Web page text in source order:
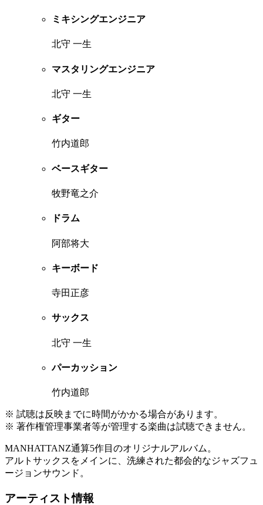
ミキシングエンジニア
北守 一生
マスタリングエンジニア
北守 一生
ギター
竹内道郎
ベースギター
牧野竜之介
ドラム
阿部将大
キーボード
寺田正彦
サックス
北守 一生
パーカッション
竹内道郎
※ 試聴は反映までに時間がかかる場合があります。
※ 著作権管理事業者等が管理する楽曲は試聴できません。
MANHATTANZ通算5作目のオリジナルアルバム。
アルトサックスをメインに、洗練された都会的なジャズフュ
ージョンサウンド。
アーティスト情報